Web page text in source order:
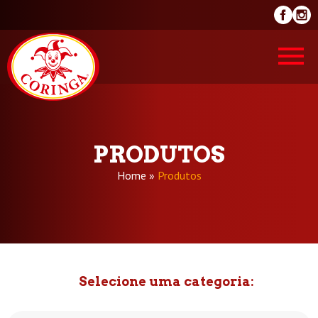
PRODUTOS
Home » Produtos
Selecione uma categoria: